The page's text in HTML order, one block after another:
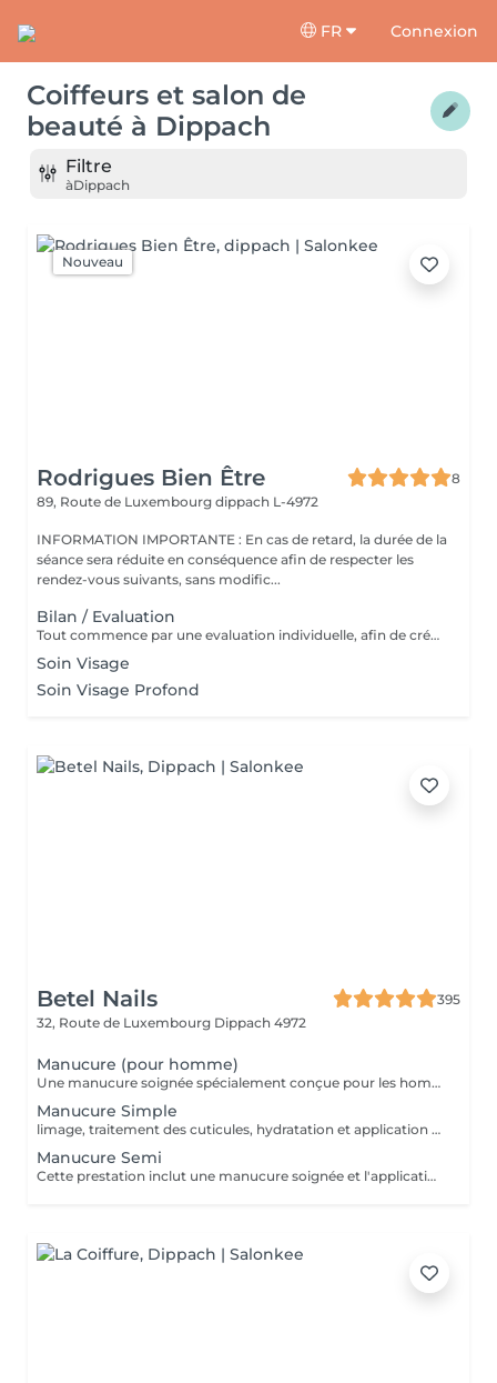
FR Connexion
Coiffeurs et salon de
beauté à Dippach
Filtre
àDippach
Nouveau
Rodrigues Bien Être
8
89, Route de Luxembourg dippach L-4972
INFORMATION IMPORTANTE : En cas de retard, la durée de la
séance sera réduite en conséquence afin de respecter les
rendez-vous suivants, sans modific...
Bilan / Evaluation
Tout commence par une evaluation individuelle, afin de créer un accompagnement unique axé sur le confort, l'estimede soi et la qualité de vie.
Soin Visage
Soin Visage Profond
Betel Nails
395
32, Route de Luxembourg Dippach 4972
Manucure (pour homme)
Une manucure soignée spécialement conçue pour les hommes. Nettoyage des cuticules, limage des ongles, hydratation des mains, et finition naturelle. Idéal pour une apparence propre et professionnelle.
Manucure Simple
limage, traitement des cuticules, hydratation et application d'un vernis transparent ou coloré classique. Parfait pour un entretien régulier.
Manucure Semi
Cette prestation inclut une manucure soignée et l'application d'un vernis semi-permanent de la couleur de votre choix.